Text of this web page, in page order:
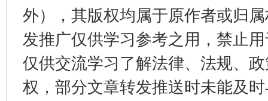
外），其版权均属于原作者或归
发推广仅供学习参考之用，禁止
仅供交流学习了解法律、法规、
权，部分文章转发推送时未能及
揭开“小金库”的免责幌子